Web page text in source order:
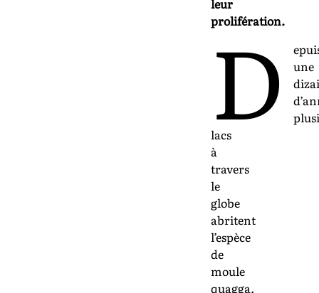
leur
prolifération.
D
une
lacs
à
travers
le
globe
abritent
l’espèce
de
moule
quagga.